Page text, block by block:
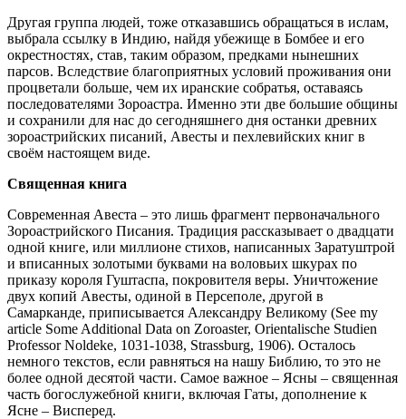
Другая группа людей, тоже отказавшись обращаться в ислам,
выбрала ссылку в Индию, найдя убежище в Бомбее и его
окрестностях, став, таким образом, предками нынешних
парсов. Вследствие благоприятных условий проживания они
процветали больше, чем их иранские собратья, оставаясь
последователями Зороастра. Именно эти две большие общины
и сохранили для нас до сегодняшнего дня останки древних
зороастрийских писаний, Авесты и пехлевийских книг в
своём настоящем виде.
Священная книга
Современная Авеста – это лишь фрагмент первоначального
Зороастрийского Писания. Традиция рассказывает о двадцати
одной книге, или миллионе стихов, написанных Заратуштрой
и вписанных золотыми буквами на воловьих шкурах по
приказу короля Гуштаспа, покровителя веры. Уничтожение
двух копий Авесты, одиной в Персеполе, другой в
Самарканде, приписывается Александру Великому (See my
article Some Additional Data on Zoroaster, Orientalische Studien
Professor Nоldeke, 1031-1038, Strassburg, 1906). Осталось
немного текстов, если равняться на нашу Библию, то это не
более одной десятой части. Самое важное – Ясны – священная
часть богослужебной книги, включая Гаты, дополнение к
Ясне – Висперед.